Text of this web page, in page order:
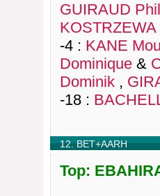
GUIRAUD
-4 : KANE
Dominique &
Dominik ,
-18 :
12. BET+AARH
Top: